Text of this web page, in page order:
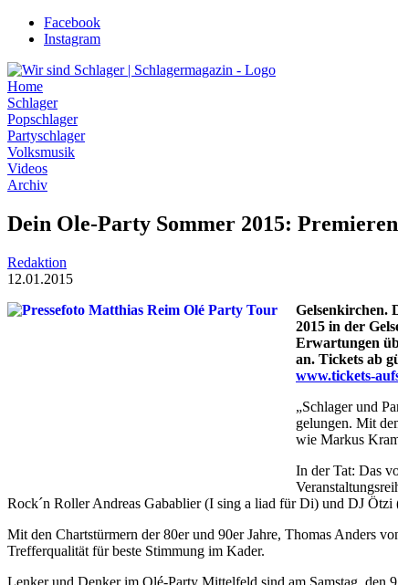
Zum
Inhalt
Facebook
Instagram
Home
Schlager
Popschlager
Partyschlager
Volksmusik
Videos
Archiv
Dein Ole-Party Sommer 2015:
Redaktion
12.01.2015
Gelsenkirchen.
2015 in der
Erwartungen
an. Tickets ab
www.tickets-
„Schlager und
gelungen. Mit
wie Markus
In der Tat: Das
Rock´n Roller Andreas Gabablier (I sing a liad für Di) und DJ Ötzi
Mit den Chartstürmern der 80er und 90er Jahre, Thomas Anders
Trefferqualität für beste Stimmung im Kader.
Lenker und Denker im Olé-Party Mittelfeld sind am Samstag,